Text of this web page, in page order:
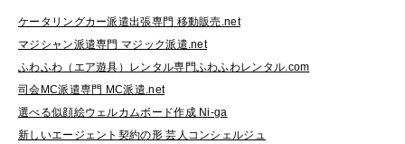
ケータリングカー派遣出張専門 移動販売.net
マジシャン派遣専門 マジック派遣.net
ふわふわ（エア遊具）レンタル専門ふわふわレンタル.com
司会MC派遣専門 MC派遣.net
選べる似顔絵ウェルカムボード作成 Ni-ga
新しいエージェント契約の形 芸人コンシェルジュ